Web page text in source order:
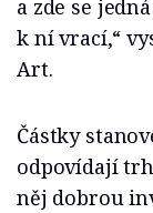
a zde se
k ní vrací,“
Art.
Částky
odpovídají
něj dobrou